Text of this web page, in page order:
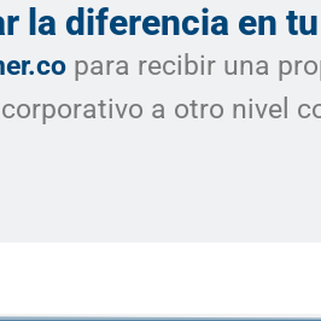
la diferencia en
para recibir una
a otro nivel